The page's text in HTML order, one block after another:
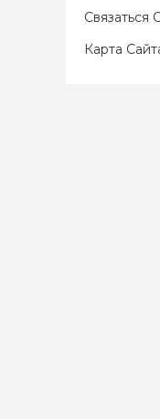
Связаться
Карта